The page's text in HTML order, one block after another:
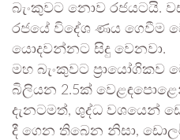
බැංකුවට නොව රජයටයි.
රජයේ විදේශ ණය ගෙවීම
යොදවන්නට සිදු වෙනවා.
මහ බැංකුවට ප්‍රායෝගිකව
බිලියන 2.5ක්
දැනටමත්, ශුද්ධ වශයෙන්
දී ගෙන තිබෙන නිසා,